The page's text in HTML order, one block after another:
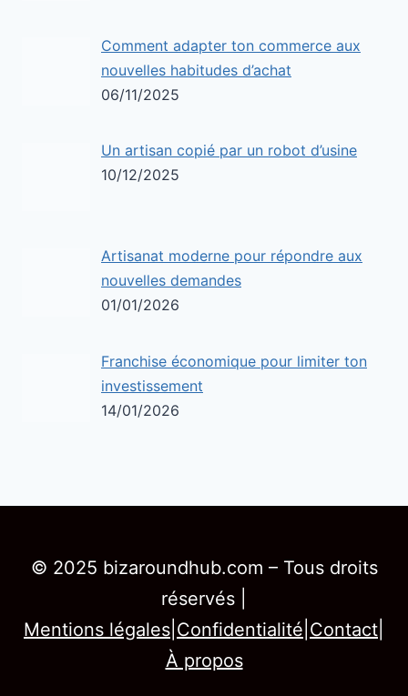
Comment adapter ton commerce aux
nouvelles habitudes d’achat
06/11/2025
Un artisan copié par un robot d’usine
10/12/2025
Artisanat moderne pour répondre aux
nouvelles demandes
01/01/2026
Franchise économique pour limiter ton
investissement
14/01/2026
© 2025 bizaroundhub.com – Tous droits
réservés |
Mentions légales Confidentialité Contact
À propos